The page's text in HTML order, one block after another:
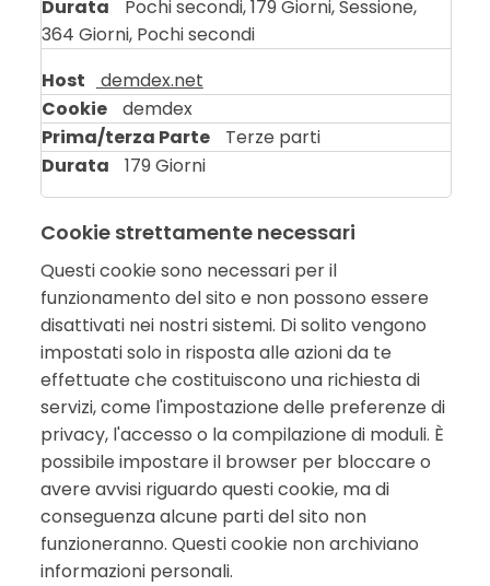
Pochi secondi, 179 Giorni, Sessione,
364 Giorni, Pochi secondi
demdex.net
demdex
Terze parti
179 Giorni
Cookie strettamente necessari
Questi cookie sono necessari per il
funzionamento del sito e non possono essere
disattivati ​​nei nostri sistemi. Di solito vengono
impostati solo in risposta alle azioni da te
effettuate che costituiscono una richiesta di
servizi, come l'impostazione delle preferenze di
privacy, l'accesso o la compilazione di moduli. È
possibile impostare il browser per bloccare o
avere avvisi riguardo questi cookie, ma di
conseguenza alcune parti del sito non
funzioneranno. Questi cookie non archiviano
informazioni personali.